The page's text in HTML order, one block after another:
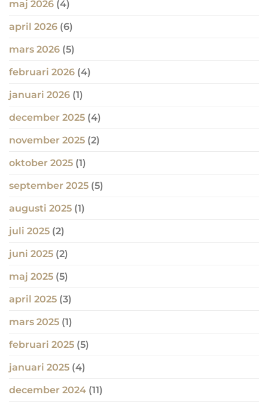
maj 2026 (4)
april 2026 (6)
mars 2026 (5)
februari 2026 (4)
januari 2026 (1)
december 2025 (4)
november 2025 (2)
oktober 2025 (1)
september 2025 (5)
augusti 2025 (1)
juli 2025 (2)
juni 2025 (2)
maj 2025 (5)
april 2025 (3)
mars 2025 (1)
februari 2025 (5)
januari 2025 (4)
december 2024 (11)